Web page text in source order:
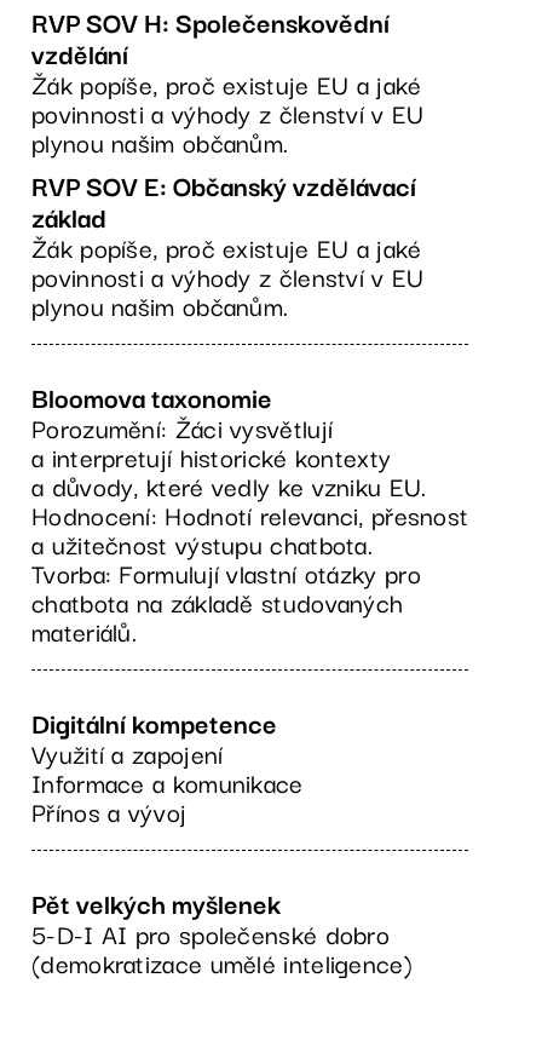
RVP SOV H: Společenskovědní
vzdělání
Žák popíše, proč existuje EU a jaké
povinnosti a výhody z členství v EU
plynou našim občanům.
RVP SOV E: Občanský vzdělávací
základ
Žák popíše, proč existuje EU a jaké
povinnosti a výhody z členství v EU
plynou našim občanům.
Bloomova taxonomie
Porozumění: Žáci vysvětlují
a interpretují historické kontexty
a důvody, které vedly ke vzniku EU.
Hodnocení: Hodnotí relevanci, přesnost
a užitečnost výstupu chatbota.
Tvorba: Formulují vlastní otázky pro
chatbota na základě studovaných
materiálů.
Digitální kompetence
Využití a zapojení
Informace a komunikace
Přínos a vývoj
Pět velkých myšlenek
5-D-I AI pro společenské dobro
(demokratizace umělé inteligence)